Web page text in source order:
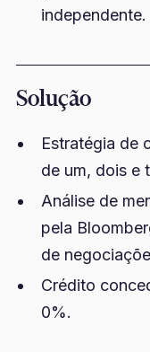
independente.
Solução
Estratégia de
de um, dois e
Análise de
pela
de
Crédito
0%.